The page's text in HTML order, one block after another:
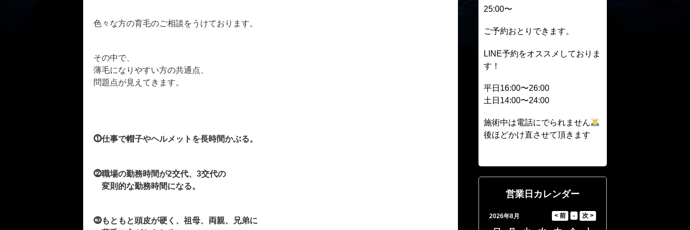
色々な方の育毛のご相談をうけております。
その中で、
薄毛になりやすい方の共通点、
問題点が見えてきます。
⓵仕事で帽子やヘルメットを長時間かぶる。
⓶職場の勤務時間が2交代、3交代の
変則的な勤務時間になる。
⓷もともと頭皮が硬く、祖母、両親、兄弟に
25:00〜
ご予約おとりできます。
LINE予約をオススメしておりま
す！
平日16:00〜26:00
土日14:00〜24:00
施術中は電話にでられません
後ほどかけ直させて頂きます
営業日カレンダー
2026年8月